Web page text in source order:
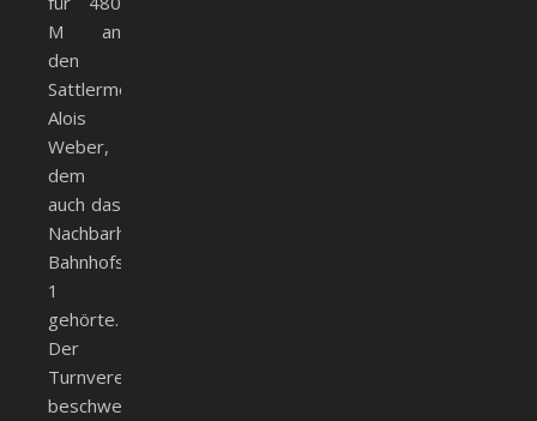
M an
den
Sattlermeister
Alois
Weber,
dem
auch das
Nachbarhaus
Bahnhofstr.
1
gehörte.
Der
Turnverein
beschwerte